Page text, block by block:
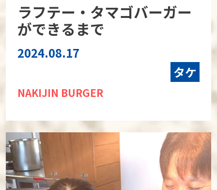
ラフテー・タマゴバーガー
ができるまで
2024.08.17
タケ
NAKIJIN BURGER